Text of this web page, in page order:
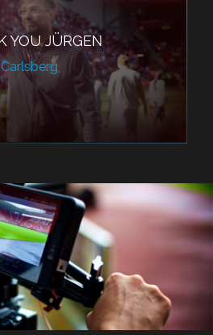
YOU JÜRGEN
Carlsberg